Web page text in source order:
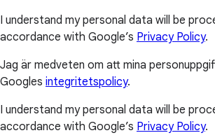
I understand my personal data will be
accordance with Google’s Privacy Policy.
Jag är medveten om att mina
Googles integritetspolicy.
I understand my personal data will be
accordance with Google’s Privacy Policy.